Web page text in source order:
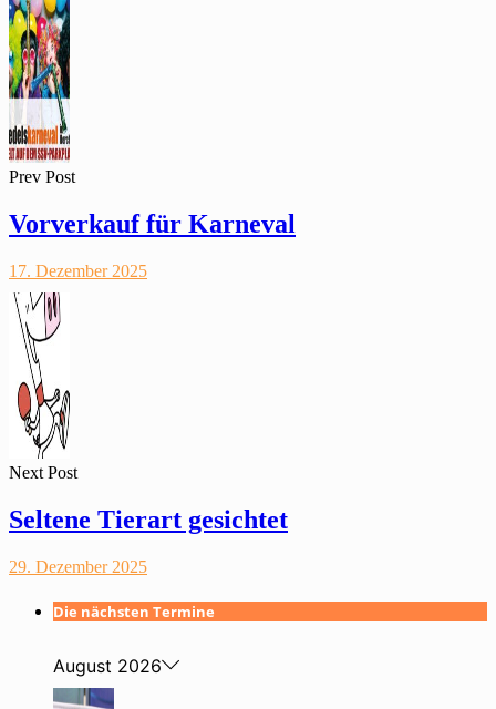
Prev Post
Vorverkauf für Karneval
17. Dezember 2025
Next Post
Seltene Tierart gesichtet
29. Dezember 2025
Die nächsten Termine
August 2026